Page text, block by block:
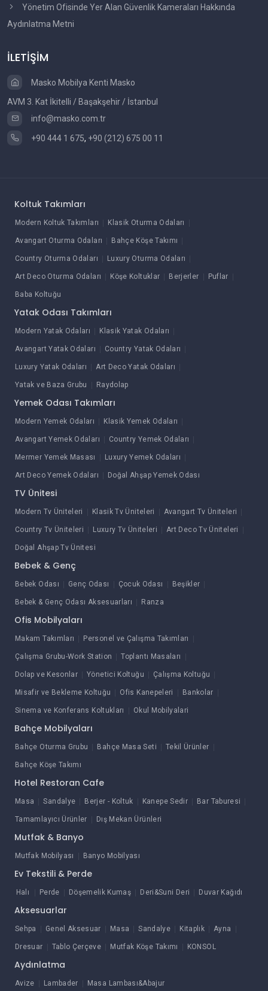
Yönetim Ofisinde Yer Alan Güvenlik Kameraları Hakkında
Aydınlatma Metni
İLETİŞİM
Masko Mobilya Kenti Masko
AVM 3. Kat İkitelli / Başakşehir / İstanbul
info@masko.com.tr
+90 444 1 675, +90 (212) 675 00 11
Koltuk Takımları
Modern Koltuk Takımları Klasik Oturma Odaları
Avangart Oturma Odaları Bahçe Köşe Takımı
Country Oturma Odaları Luxury Oturma Odaları
Art Deco Oturma Odaları Köşe Koltuklar Berjerler Puflar
Baba Koltuğu
Yatak Odası Takımları
Modern Yatak Odaları Klasik Yatak Odaları
Avangart Yatak Odaları Country Yatak Odaları
Luxury Yatak Odaları Art Deco Yatak Odaları
Yatak ve Baza Grubu Raydolap
Yemek Odası Takımları
Modern Yemek Odaları Klasik Yemek Odaları
Avangart Yemek Odaları Country Yemek Odaları
Mermer Yemek Masası Luxury Yemek Odaları
Art Deco Yemek Odaları Doğal Ahşap Yemek Odası
TV Ünitesi
Modern Tv Üniteleri Klasik Tv Üniteleri Avangart Tv Üniteleri
Country Tv Üniteleri Luxury Tv Üniteleri Art Deco Tv Üniteleri
Doğal Ahşap Tv Ünitesi
Bebek & Genç
Bebek Odası Genç Odası Çocuk Odası Beşikler
Bebek & Genç Odası Aksesuarları Ranza
Ofis Mobilyaları
Makam Takımları Personel ve Çalışma Takımları
Çalışma Grubu-Work Station Toplantı Masaları
Dolap ve Kesonlar Yönetici Koltuğu Çalışma Koltuğu
Misafir ve Bekleme Koltuğu Ofis Kanepeleri Bankolar
Sinema ve Konferans Koltukları Okul Mobilyalari
Bahçe Mobilyaları
Bahçe Oturma Grubu Bahçe Masa Seti Tekil Ürünler
Bahçe Köşe Takımı
Hotel Restoran Cafe
Masa Sandalye Berjer - Koltuk Kanepe Sedir Bar Taburesi
Tamamlayıcı Ürünler Dış Mekan Ürünleri
Mutfak & Banyo
Mutfak Mobilyası Banyo Mobilyası
Ev Tekstili & Perde
Halı Perde Döşemelik Kumaş Deri&Suni Deri Duvar Kağıdı
Aksesuarlar
Sehpa Genel Aksesuar Masa Sandalye Kitaplık Ayna
Dresuar Tablo Çerçeve Mutfak Köşe Takımı KONSOL
Aydınlatma
Avize Lambader Masa Lambası&Abajur